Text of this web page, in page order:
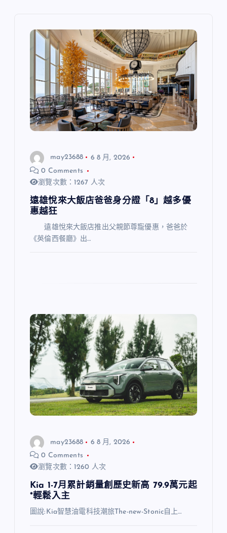
may23688
6 8 月, 2026
0 Comments
瀏覽次數：1267 人次
遠雄悅來大飯店爸爸身分證「8」越多優
惠越狂
遠雄悅來大飯店推出父親節尊寵優惠，爸爸於
《英倫西餐廳》出…
may23688
6 8 月, 2026
0 Comments
瀏覽次數：1260 人次
Kia 1-7月累計銷量創歷史新高 79.9萬元起
*輕鬆入主
圖說:Kia智慧油電科技潮旅The-new-Stonic自上…